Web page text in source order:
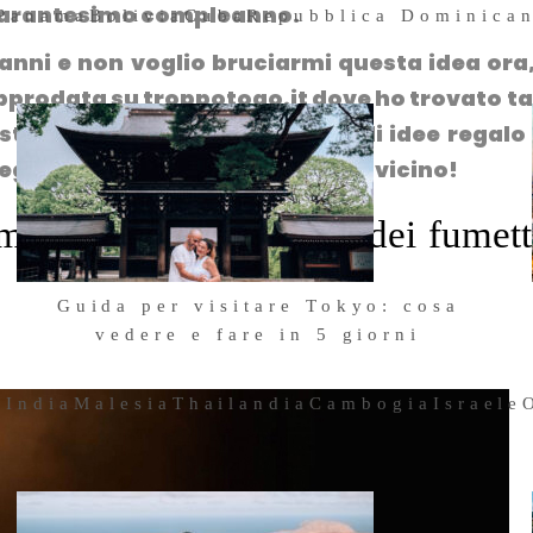
BoliviaCubaRepubblica
Guida per visitare Tokyo: cosa
vedere e fare in 5 giorni
India Malesia ThailandiaCambogia Israele
compleanno. #troppotogo
e non voglio bruciarmi questa idea
su troppotogo.it dove ho trovato
qui la mia personale lista di idee regalo
Dai che il 7 ottobre è vicino!
amante dei viaggi, dei